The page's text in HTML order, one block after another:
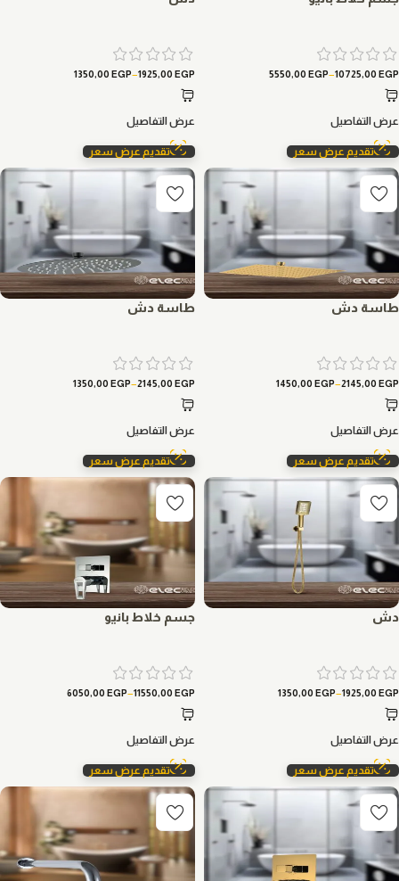
5550,00 EGP–10725,00 EGP
عرض التفاصيل
تقديم عرض سعر
1350,00 EGP–1925,00 EGP
عرض التفاصيل
تقديم عرض سعر
طاسة دش
1450,00 EGP–2145,00 EGP
عرض التفاصيل
تقديم عرض سعر
طاسة دش
1350,00 EGP–2145,00 EGP
عرض التفاصيل
تقديم عرض سعر
دش
1350,00 EGP–1925,00 EGP
عرض التفاصيل
تقديم عرض سعر
جسم خلاط بانيو
6050,00 EGP–11550,00 EGP
عرض التفاصيل
تقديم عرض سعر